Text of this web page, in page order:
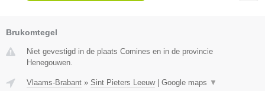
Brukomtegel
Niet gevestigd in de plaats Comines en in de provincie
Henegouwen.
Vlaams-Brabant » Sint Pieters Leeuw| Google maps ▼